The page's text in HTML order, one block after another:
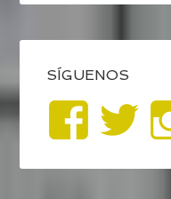
SÍGUENOS
Ver